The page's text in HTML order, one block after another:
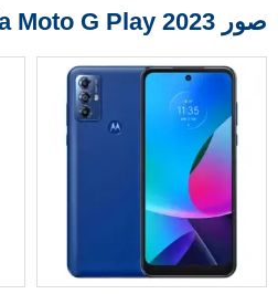
صور Motorola Moto G Play 2023